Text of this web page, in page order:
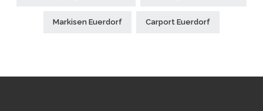
Markisen Euerdorf Carport Euerdorf